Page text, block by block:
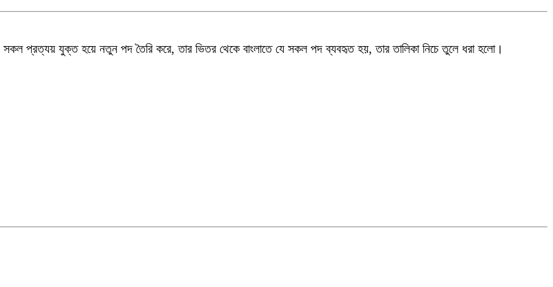
সকল প্রত্যয় যুক্ত হয়ে নতুন পদ তৈরি করে, তার ভিতর থেকে বাংলাতে যে সকল পদ ব্যবহৃত হয়, তার তালিকা নিচে তুলে ধরা হলো।